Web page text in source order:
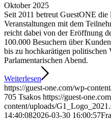
Oktober 2025
Seit 2011 betreut GuestONE
Veranstaltungen mit dem
reicht dabei von der Eröffnung
100.000 Besuchern über
bis zu hochkarätigen politischen
Parlamentarischen Abend.
Weiterlesen
https://guest-one.com/wp-
705 Tsakos https://guest-
content/uploads/
14:40:082026-03-30 16:00:57